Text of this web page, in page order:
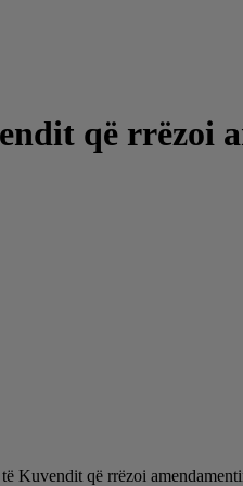
që rrëzoi
Kuvendit që rrëzoi